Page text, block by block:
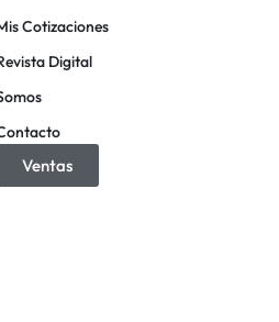
Cotizaciones
Digital
Ventas